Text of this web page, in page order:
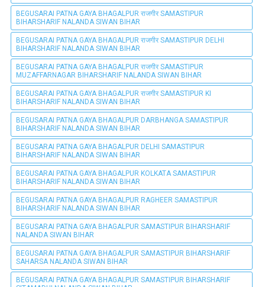
BEGUSARAI PATNA GAYA BHAGALPUR राजगीर SAMASTIPUR
BIHARSHARIF NALANDA SIWAN BIHAR
BEGUSARAI PATNA GAYA BHAGALPUR राजगीर SAMASTIPUR DELHI
BIHARSHARIF NALANDA SIWAN BIHAR
BEGUSARAI PATNA GAYA BHAGALPUR राजगीर SAMASTIPUR
MUZAFFARNAGAR BIHARSHARIF NALANDA SIWAN BIHAR
BEGUSARAI PATNA GAYA BHAGALPUR राजगीर SAMASTIPUR KI
BIHARSHARIF NALANDA SIWAN BIHAR
BEGUSARAI PATNA GAYA BHAGALPUR DARBHANGA SAMASTIPUR
BIHARSHARIF NALANDA SIWAN BIHAR
BEGUSARAI PATNA GAYA BHAGALPUR DELHI SAMASTIPUR
BIHARSHARIF NALANDA SIWAN BIHAR
BEGUSARAI PATNA GAYA BHAGALPUR KOLKATA SAMASTIPUR
BIHARSHARIF NALANDA SIWAN BIHAR
BEGUSARAI PATNA GAYA BHAGALPUR RAGHEER SAMASTIPUR
BIHARSHARIF NALANDA SIWAN BIHAR
BEGUSARAI PATNA GAYA BHAGALPUR SAMASTIPUR BIHARSHARIF
NALANDA SIWAN BIHAR
BEGUSARAI PATNA GAYA BHAGALPUR SAMASTIPUR BIHARSHARIF
SAHARSA NALANDA SIWAN BIHAR
BEGUSARAI PATNA GAYA BHAGALPUR SAMASTIPUR BIHARSHARIF